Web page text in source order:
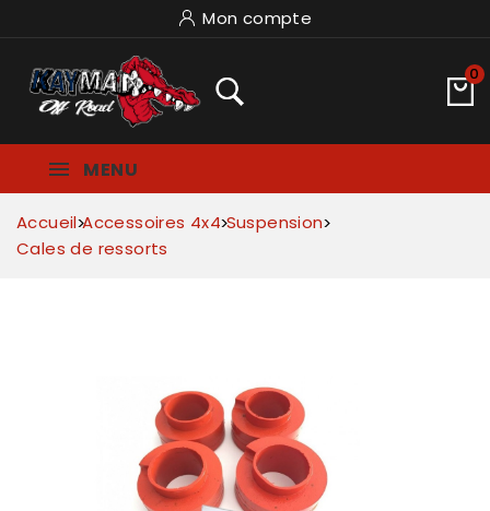
Mon compte
0
MENU
Accueil Accessoires 4x4 Suspension
Cales de ressorts